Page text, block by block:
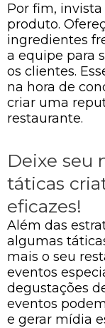
Por fim,
produto.
ingredientes
a equipe para
os clientes.
na hora de
criar uma
restaurante.
Deixe seu
táticas
eficazes!
Além das
algumas
mais o seu
eventos
degustações
eventos
e gerar mídia